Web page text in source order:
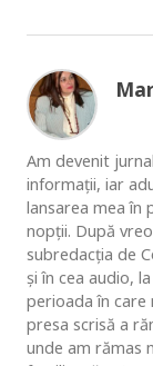
Am devenit
informaţii, iar
lansarea mea în
nopţii. După
subredacţia de
şi în cea audio,
perioada în care
presa scrisă a
unde am rămas